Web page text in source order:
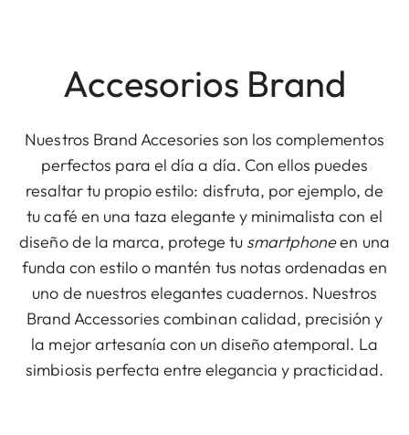
Accesorios Brand
Nuestros Brand Accesories son los complementos
perfectos para el día a día. Con ellos puedes
resaltar tu propio estilo: disfruta, por ejemplo, de
tu café en una taza elegante y minimalista con el
diseño de la marca, protege tu smartphoneen una
funda con estilo o mantén tus notas ordenadas en
uno de nuestros elegantes cuadernos. Nuestros
Brand Accessories combinan calidad, precisión y
la mejor artesanía con un diseño atemporal. La
simbiosis perfecta entre elegancia y practicidad.